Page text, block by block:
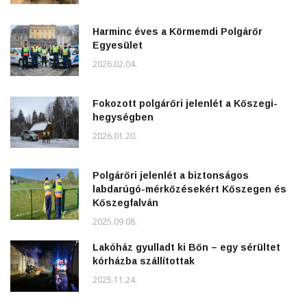
Harminc éves a Körmemdi Polgárőr
Egyesület
2026.02.04.
Fokozott polgárőri jelenlét a Kőszegi-
hegységben
2026.01.20.
Polgárőri jelenlét a biztonságos
labdarúgó-mérkőzésekért Kőszegen és
Kőszegfalván
2025.09.08.
Lakóház gyulladt ki Bőn – egy sérültet
kórházba szállítottak
2025.11.24.